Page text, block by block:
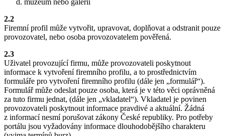
muzeum nebo galerii
2.2
Firemní profil může vytvořit, upravovat, doplňovat a odstranit pouze
provozovatel, nebo osoba provozovatelem pověřená.
2.3
Uživatel provozující firmu, může provozovateli poskytnout
informace k vytvoření firemního profilu, a to prostřednictvím
formuláře pro vytvoření firemního profilu (dále jen „formulář“).
Formulář může odeslat pouze osoba, která je v této věci oprávněná
za tuto firmu jednat, (dále jen „vkladatel“). Vkladatel je povinen
provozovateli poskytnout informace pravdivé a aktuální. Žádná
z informací nesmí porušovat zákony České republiky. Pro potřeby
portálu jsou vyžadovány informace dlouhodobějšího charakteru